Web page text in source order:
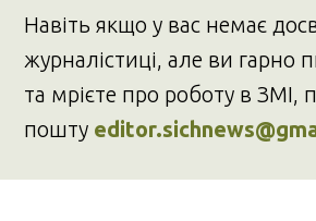
Навіть якщо у вас немає
журналістиці, але ви гарно
та мрієте про роботу в ЗМІ,
пошту